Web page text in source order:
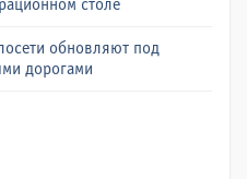
столе
обновляют под
дорогами